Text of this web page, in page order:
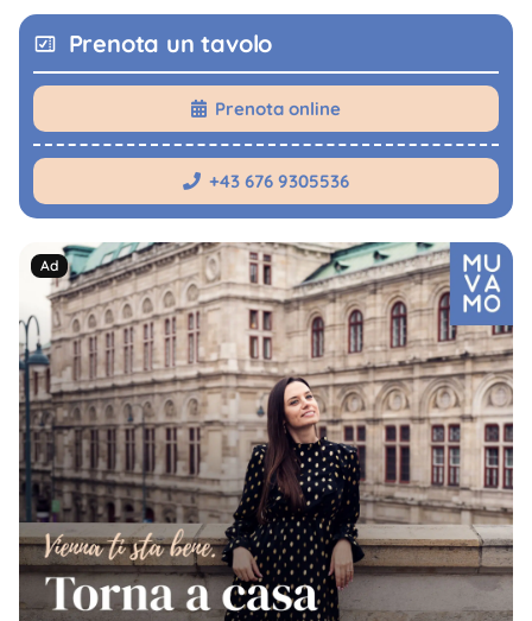
Prenota un tavolo
 Prenota online
 +43 676 9305536